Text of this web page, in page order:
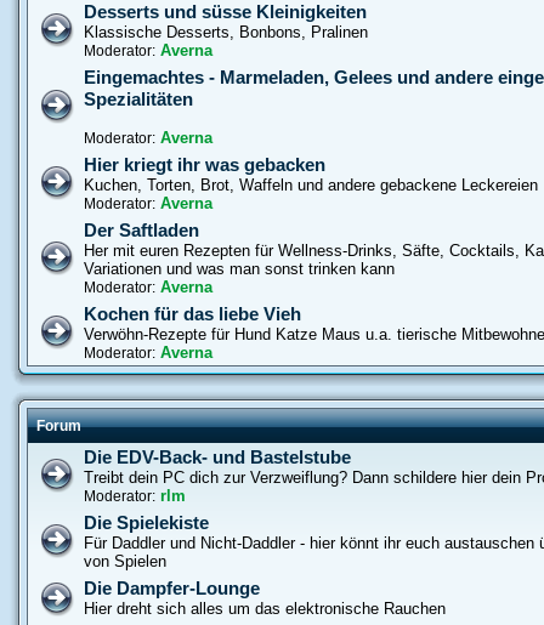
Desserts und süsse Kleinigkeiten
Klassische Desserts, Bonbons, Pralinen
Moderator: Averna
Eingemachtes - Marmeladen, Gelees und andere
Spezialitäten
Moderator: Averna
Hier kriegt ihr was gebacken
Kuchen, Torten, Brot, Waffeln und andere gebackene Leckereien
Moderator: Averna
Der Saftladen
Her mit euren Rezepten für Wellness-Drinks, Säfte, Cocktails,
Variationen und was man sonst trinken kann
Moderator: Averna
Kochen für das liebe Vieh
Verwöhn-Rezepte für Hund Katze Maus u.a. tierische
Moderator: Averna
Forum
Die EDV-Back- und Bastelstube
Treibt dein PC dich zur Verzweiflung? Dann schildere hier dein
Moderator: rlm
Die Spielekiste
Für Daddler und Nicht-Daddler - hier könnt ihr euch austauschen
von Spielen
Die Dampfer-Lounge
Hier dreht sich alles um das elektronische Rauchen